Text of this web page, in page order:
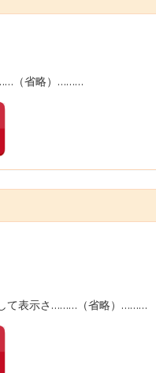
（省略）………
して表示さ………（省略）………